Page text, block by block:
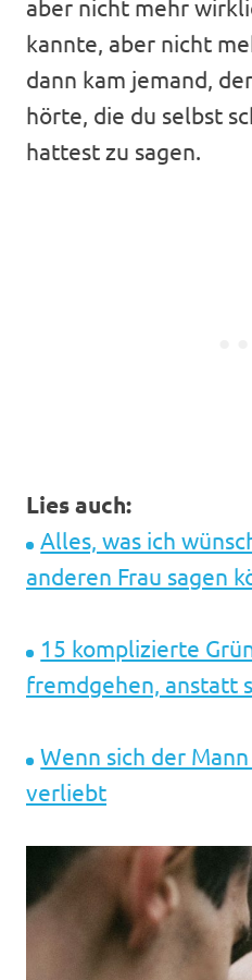
aber nicht mehr
kannte, aber nicht
dann kam jemand,
hörte, die du selbst
hattest zu sagen.
Lies auch:
Alles, was ich
anderen Frau sagen
15 komplizierte
fremdgehen, anstatt
Wenn sich der
verliebt